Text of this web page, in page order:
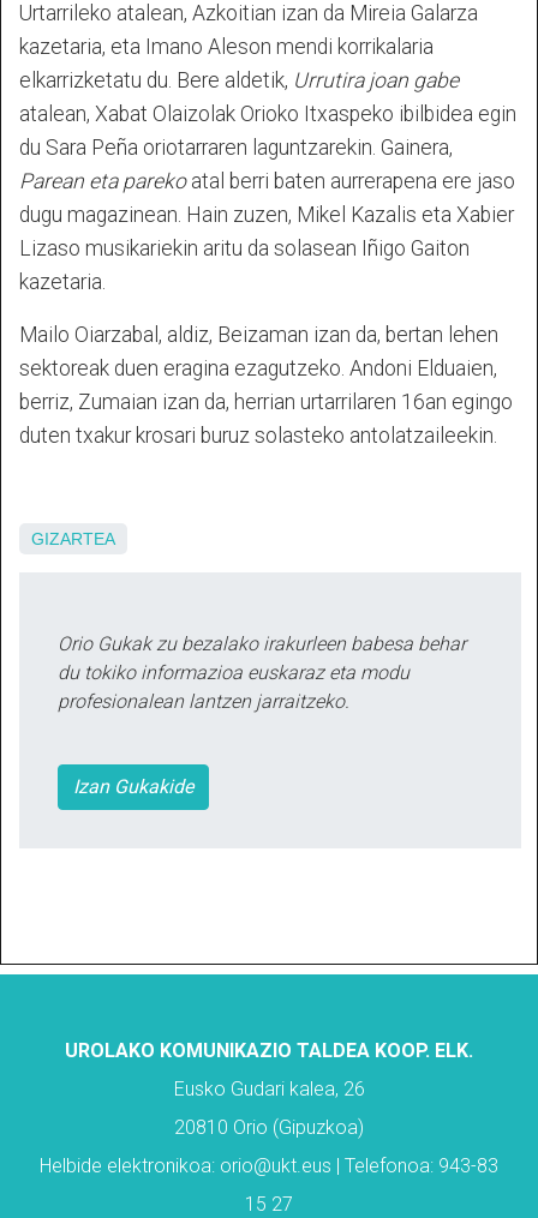
Urtarrileko atalean, Azkoitian izan da Mireia Galarza
kazetaria, eta Imano Aleson mendi korrikalaria
elkarrizketatu du. Bere aldetik, Urrutira joan gabe
atalean, Xabat Olaizolak Orioko Itxaspeko ibilbidea egin
du Sara Peña oriotarraren laguntzarekin. Gainera,
Parean eta parekoatal berri baten aurrerapena ere jaso
dugu magazinean. Hain zuzen, Mikel Kazalis eta Xabier
Lizaso musikariekin aritu da solasean Iñigo Gaiton
kazetaria.
Mailo Oiarzabal, aldiz, Beizaman izan da, bertan lehen
sektoreak duen eragina ezagutzeko. Andoni Elduaien,
berriz, Zumaian izan da, herrian urtarrilaren 16an egingo
duten txakur krosari buruz solasteko antolatzaileekin.
GIZARTEA
Orio Gukak zu bezalako irakurleen babesa behar
du tokiko informazioa euskaraz eta modu
profesionalean lantzen jarraitzeko.
Izan Gukakide
UROLAKO KOMUNIKAZIO TALDEA KOOP. ELK.
Eusko Gudari kalea, 26
20810 Orio (Gipuzkoa)
Helbide elektronikoa: orio@ukt.eus | Telefonoa: 943-83
15 27